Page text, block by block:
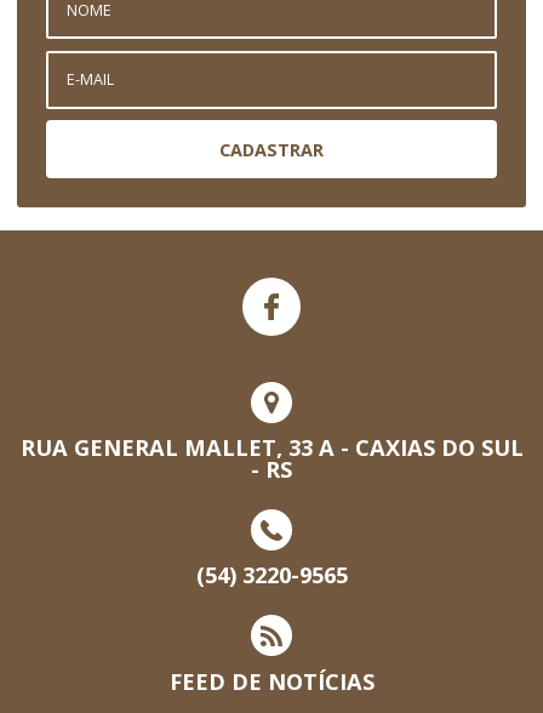
CADASTRAR
RUA GENERAL MALLET, 33 A - CAXIAS DO SUL
- RS
(54) 3220-9565
FEED DE NOTÍCIAS